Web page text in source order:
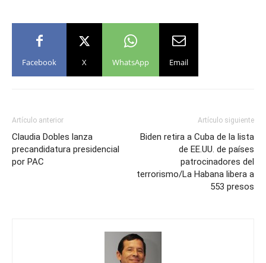
Facebook X WhatsApp Email
Artículo anterior
Claudia Dobles lanza
precandidatura presidencial
por PAC
Artículo siguiente
Biden retira a Cuba de la lista
de EE.UU. de países
patrocinadores del
terrorismo/La Habana libera a
553 presos